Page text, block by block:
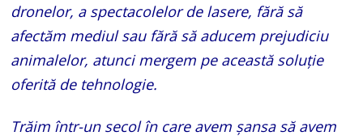
dronelor, a spectacolelor de lasere, fără să
afectăm mediul sau fără să aducem prejudiciu
animalelor, atunci mergem pe această soluție
oferită de tehnologie.
Trăim într-un secol în care avem șansa să avem